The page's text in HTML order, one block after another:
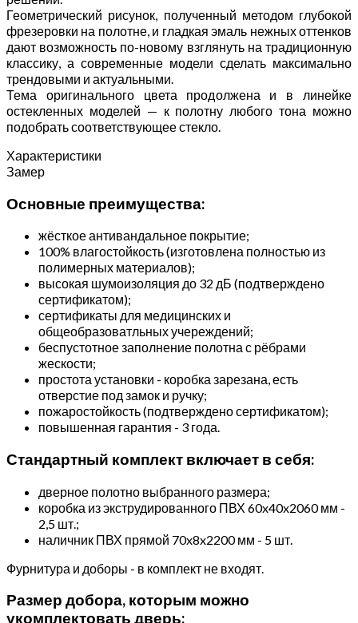
Геометрический рисунок, полученный методом глубокой
фрезеровки на полотне, и гладкая эмаль нежных оттенков
дают возможность по-новому взглянуть на традиционную
классику, а современные модели сделать максимально
трендовыми и актуальными.
Тема оригинального цвета продолжена и в линейке
остекленных моделей — к полотну любого тона можно
подобрать соответствующее стекло.
Характеристики
Замер
Основные преимущества:
жёсткое антивандальное покрытие;
100% влагостойкость (изготовлена полностью из
полимерных материалов);
высокая шумоизоляция до 32 дБ (подтверждено
сертификатом);
сертификаты для медицинских и
общеобразоватльных учереждений;
беспустотное заполнение полотна с рёбрами
жескости;
простота установки - коробка зарезана, есть
отверстие под замок и ручку;
пожаростойкость (подтверждено сертификатом);
повышенная гарантия - 3 года.
Стандартный комплект включает в себя:
дверное полотно выбранного размера;
коробка из экструдированного ПВХ 60x40x2060 мм -
2,5 шт.;
наличник ПВХ прямой 70x8x2200 мм - 5 шт.
Фурнитура и доборы - в комплект не входят.
Размер добора, которым можно
укомплектовать дверь: